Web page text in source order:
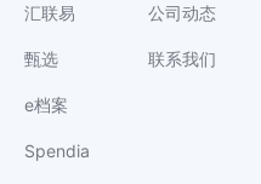
汇联易
甄选
e档案
Spendia
公司动态
联系我们